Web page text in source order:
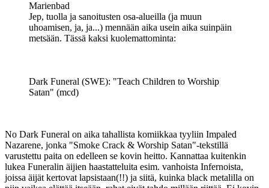
Marienbad
Jep, tuolla ja sanoitusten osa-alueilla (ja muun
uhoamisen, ja, ja...) mennään aika usein aika suinpäin
metsään. Tässä kaksi kuolemattominta:
Dark Funeral (SWE): "Teach Children to Worship
Satan" (mcd)
No Dark Funeral on aika tahallista komiikkaa tyyliin Impaled
Nazarene, jonka "Smoke Crack & Worship Satan"-tekstillä
varustettu paita on edelleen se kovin heitto. Kannattaa kuitenkin
lukea Funeralin äijien haastatteluita esim. vanhoista Infernoista,
joissa äijät kertovat lapsistaan(!!) ja siitä, kuinka black metalilla on